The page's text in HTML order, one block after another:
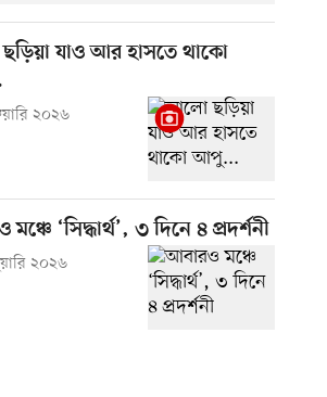
যাও আর হাসতে থাকো
২০২৬
‘সিদ্ধার্থ’, ৩ দিনে ৪ প্রদর্শনী
২০২৬